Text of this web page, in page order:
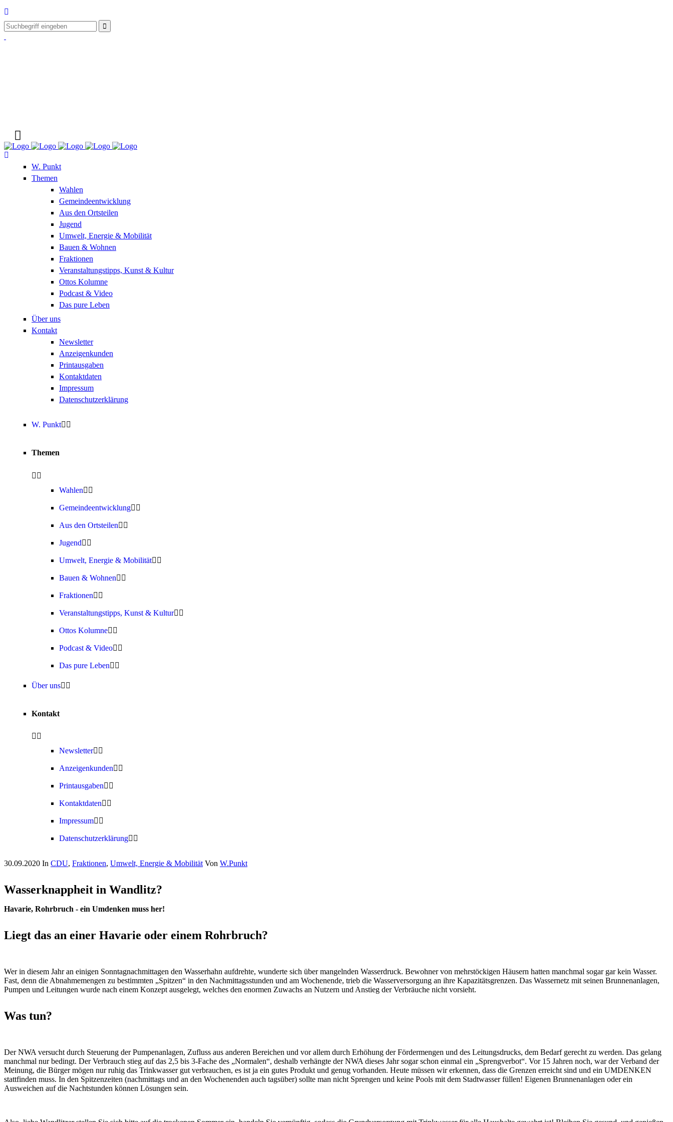
W. Punkt
Themen
Wahlen
Gemeindeentwicklung
Aus den Ortsteilen
Jugend
Umwelt, Energie & Mobilität
Bauen & Wohnen
Fraktionen
Veranstaltungstipps, Kunst & Kultur
Ottos Kolumne
Podcast & Video
Das pure Leben
Über uns
Kontakt
Newsletter
Anzeigenkunden
Printausgaben
Kontaktdaten
Impressum
Datenschutzerklärung
W. Punkt
Themen
Wahlen
Gemeindeentwicklung
Aus den Ortsteilen
Jugend
Umwelt, Energie & Mobilität
Bauen & Wohnen
Fraktionen
Veranstaltungstipps, Kunst & Kultur
Ottos Kolumne
Podcast & Video
Das pure Leben
Über uns
Kontakt
Newsletter
Anzeigenkunden
Printausgaben
Kontaktdaten
Impressum
Datenschutzerklärung
30.09.2020 In CDU, Fraktionen, Umwelt, Energie & Mobilität Von W.Punkt
Wasserknappheit in Wandlitz?
Havarie, Rohrbruch - ein Umdenken muss her!
Liegt das an einer Havarie oder einem Rohrbruch?
Wer in diesem Jahr an einigen Sonntagnachmittagen den Wasserhahn aufdrehte, wunderte sich über mangelnden Wasserdruck. Bewohner von mehrstöckigen Häusern hatten manchmal sogar gar kein Wasser.
Fast, denn die Abnahmemengen zu bestimmten „Spitzen“ in den Nachmittagsstunden und am Wochenende, trieb die Wasserversorgung an ihre Kapazitätsgrenzen. Das Wassernetz mit seinen Brunnenanlagen,
Pumpen und Leitungen wurde nach einem Konzept ausgelegt, welches den enormen Zuwachs an Nutzern und Anstieg der Verbräuche nicht vorsieht.
Was tun?
Der NWA versucht durch Steuerung der Pumpenanlagen, Zufluss aus anderen Bereichen und vor allem durch Erhöhung der Fördermengen und des Leitungsdrucks, dem Bedarf gerecht zu werden. Das gelang
manchmal nur bedingt. Der Verbrauch stieg auf das 2,5 bis 3-Fache des „Normalen“, deshalb verhängte der NWA dieses Jahr sogar schon einmal ein „Sprengverbot“. Vor 15 Jahren noch, war der Verband der
Meinung, die Bürger mögen nur ruhig das Trinkwasser gut verbrauchen, es ist ja ein gutes Produkt und genug vorhanden. Heute müssen wir erkennen, dass die Grenzen erreicht sind und ein UMDENKEN
stattfinden muss. In den Spitzenzeiten (nachmittags und an den Wochenenden auch tagsüber) sollte man nicht Sprengen und keine Pools mit dem Stadtwasser füllen! Eigenen Brunnenanlagen oder ein
Ausweichen auf die Nachtstunden können Lösungen sein.